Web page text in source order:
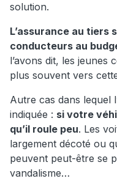
solution.
L’assurance au tiers
conducteurs au
l’avons dit, les jeunes
plus souvent vers
Autre cas dans lequel
indiquée : si votre
qu’il roule peu. Les
largement décoté ou
peuvent peut-être se
vandalisme…